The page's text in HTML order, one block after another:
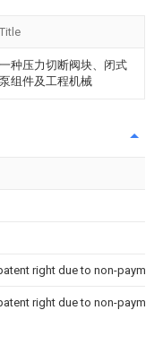
Title
一种压力切断阀块、闭式
泵组件及工程机械
right due to non-
right due to non-